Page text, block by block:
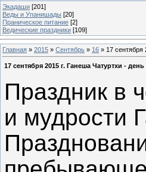
Экадаши [201]
Веды и Упанишады [20]
Праническое питание [2]
Ведические праздники [109]
Главная » 2015 » Сентябрь » 16 » 17
17 сентября 2015 г. Ганеша Чатуртхи -
Праздник в
и мудрости